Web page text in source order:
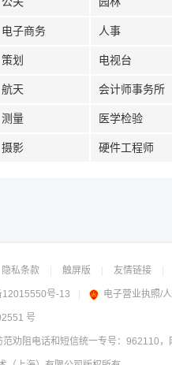
电子商务 人事
策划 电视台
航天 会计师事务所
测量 医学检验
摄影 硬件工程师
隐私条款 触屏版 友情链接
12015550号-13 电子营业执照/
号
劝阻电话和短信统一专号：962110